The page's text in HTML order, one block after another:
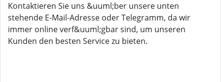
Kontaktieren Sie uns &uuml;ber unsere unten
stehende E-Mail-Adresse oder Telegramm, da wir
immer online verf&uuml;gbar sind, um unseren
Kunden den besten Service zu bieten.